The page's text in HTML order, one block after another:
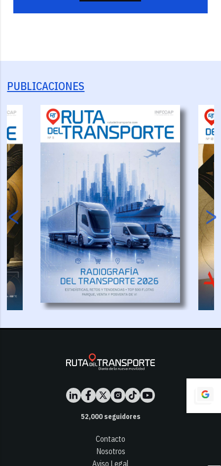
PUBLICACIONES
52,000seguidores
Contacto
Nosotros
Aviso Legal